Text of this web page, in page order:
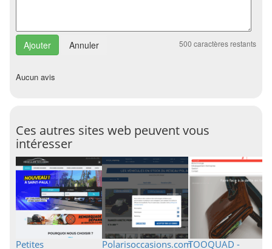
Annuler 500 caractères restants
Aucun avis
Ces autres sites web peuvent vous
intéresser
Petites Polarisoccasions.comTOOQUAD -